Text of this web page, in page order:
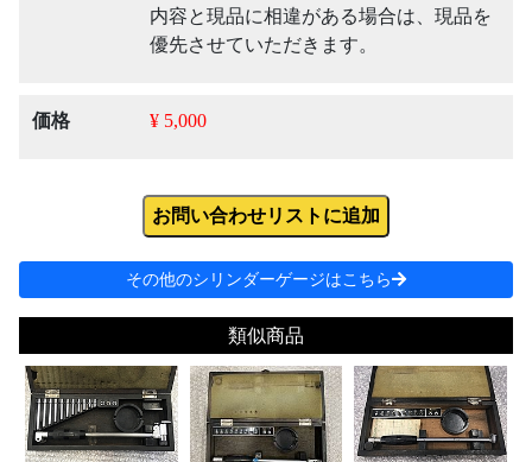
内容と現品に相違がある場合は、現品を
優先させていただきます。
価格 ¥ 5,000
お問い合わせリストに追加
その他のシリンダーゲージはこちら
類似商品